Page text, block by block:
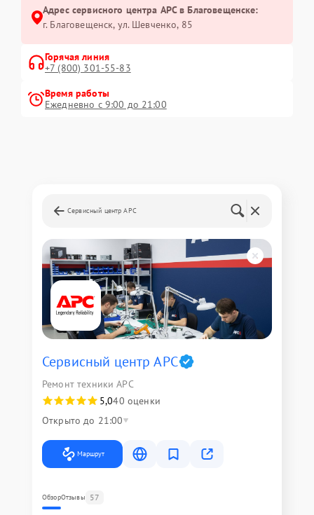
Адрес сервисного центра APC в Благовещенске:
г. Благовещенск, ул. Шевченко, 85
Горячая линия
+7 (800) 301-55-83
Время работы
Ежедневно с 9:00 до 21:00
Сервисный центр APC
Сервисный центр APC
Ремонт техники APC
5,040 оценки
Открыто до 21:00
Маршрут
ОбзорОтзывы 57